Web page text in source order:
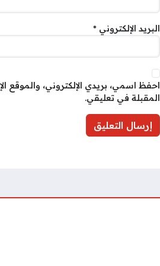
البريد الإلكتروني *
احفظ اسمي، بريدي الإلكتروني، والموقع
المقبلة في تعليقي.